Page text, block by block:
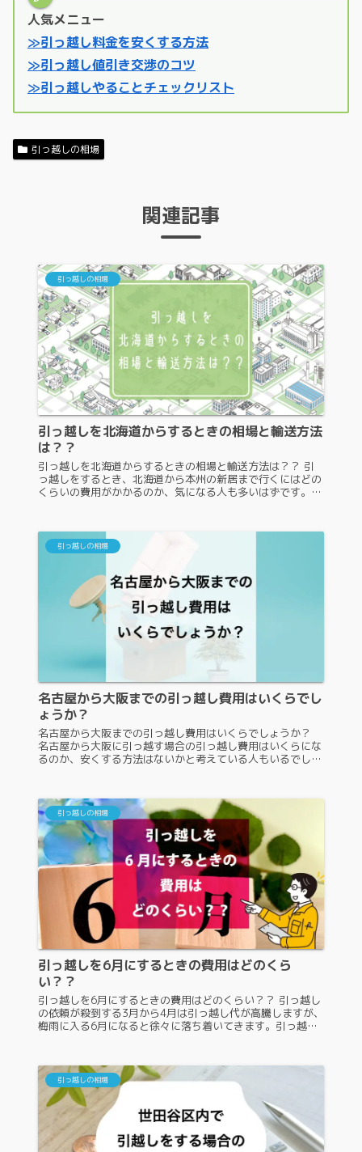
人気メニュー
≫引っ越し料金を安くする方法
≫引っ越し値引き交渉のコツ
≫引っ越しやることチェックリスト
引っ越しの相場
関連記事
引っ越しの相場
引っ越しを北海道からするときの相場と輸送方法
は？？
引っ越しを北海道からするときの相場と輸送方法は？？ 引
っ越しをするとき、北海道から本州の新居まで行くにはどの
くらいの費用がかかるのか、気になる人も多いはずです。知
引っ越しの相場
名古屋から大阪までの引っ越し費用はいくらでし
ょうか？
名古屋から大阪までの引っ越し費用はいくらでしょうか？
名古屋から大阪に引っ越す場合の引っ越し費用はいくらにな
るのか、安くする方法はないかと考えている人もいるでしょ
引っ越しの相場
引っ越しを6月にするときの費用はどのくら
い？？
引っ越しを6月にするときの費用はどのくらい？？ 引っ越し
の依頼が殺到する3月から4月は引っ越し代が高騰しますが、
梅雨に入る6月になると徐々に落ち着いてきます。引っ越し
引っ越しの相場